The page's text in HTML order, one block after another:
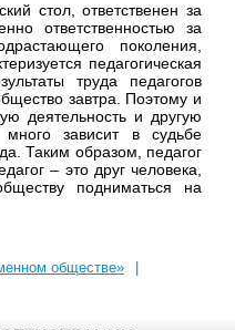
стол, ответственен за
ответственностью за
поколения,
педагогическая
труда педагогов
завтра. Поэтому и
деятельность и другую
зависит в судьбе
Таким образом, педагог
– это друг человека,
подниматься на
обществе»